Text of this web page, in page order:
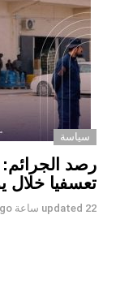
سياسة
تعسفيا خلال
updated 22 ساعة ago